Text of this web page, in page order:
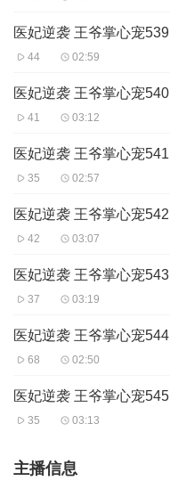
医妃逆袭 王爷掌心宠539
44 02:59
医妃逆袭 王爷掌心宠540
41 03:12
医妃逆袭 王爷掌心宠541
35 02:57
医妃逆袭 王爷掌心宠542
42 03:07
医妃逆袭 王爷掌心宠543
37 03:19
医妃逆袭 王爷掌心宠544
68 02:50
医妃逆袭 王爷掌心宠545
35 03:13
主播信息